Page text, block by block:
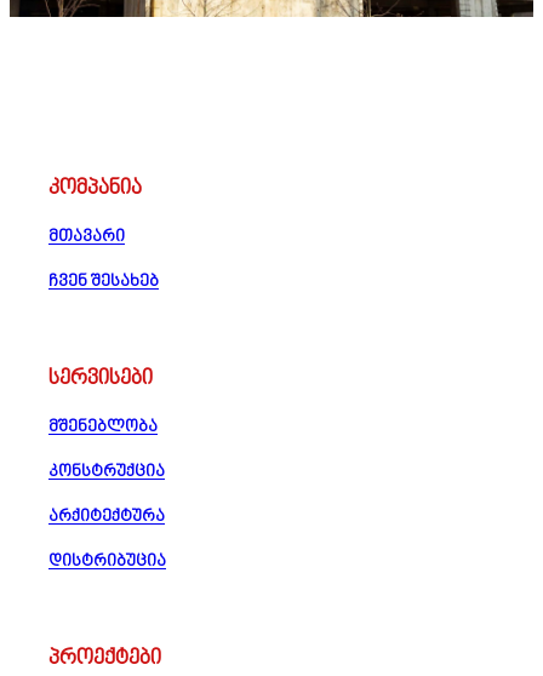
კომპანია
მთავარი
ჩვენ შესახებ
სერვისები
მშენებლობა
კონსტრუქცია
არქიტექტურა
დისტრიბუცია
პროექტები